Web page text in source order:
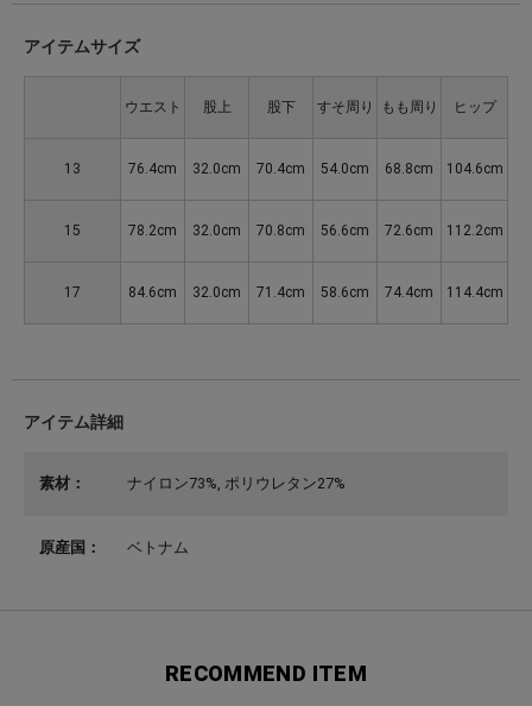
アイテムサイズ
ウエスト 股上 股下 すそ周り もも周り ヒップ
13 76.4cm 32.0cm 70.4cm 54.0cm 68.8cm 104.6cm
15 78.2cm 32.0cm 70.8cm 56.6cm 72.6cm 112.2cm
17 84.6cm 32.0cm 71.4cm 58.6cm 74.4cm 114.4cm
アイテム詳細
素材： ナイロン73%, ポリウレタン27%
原産国： ベトナム
RECOMMEND ITEM